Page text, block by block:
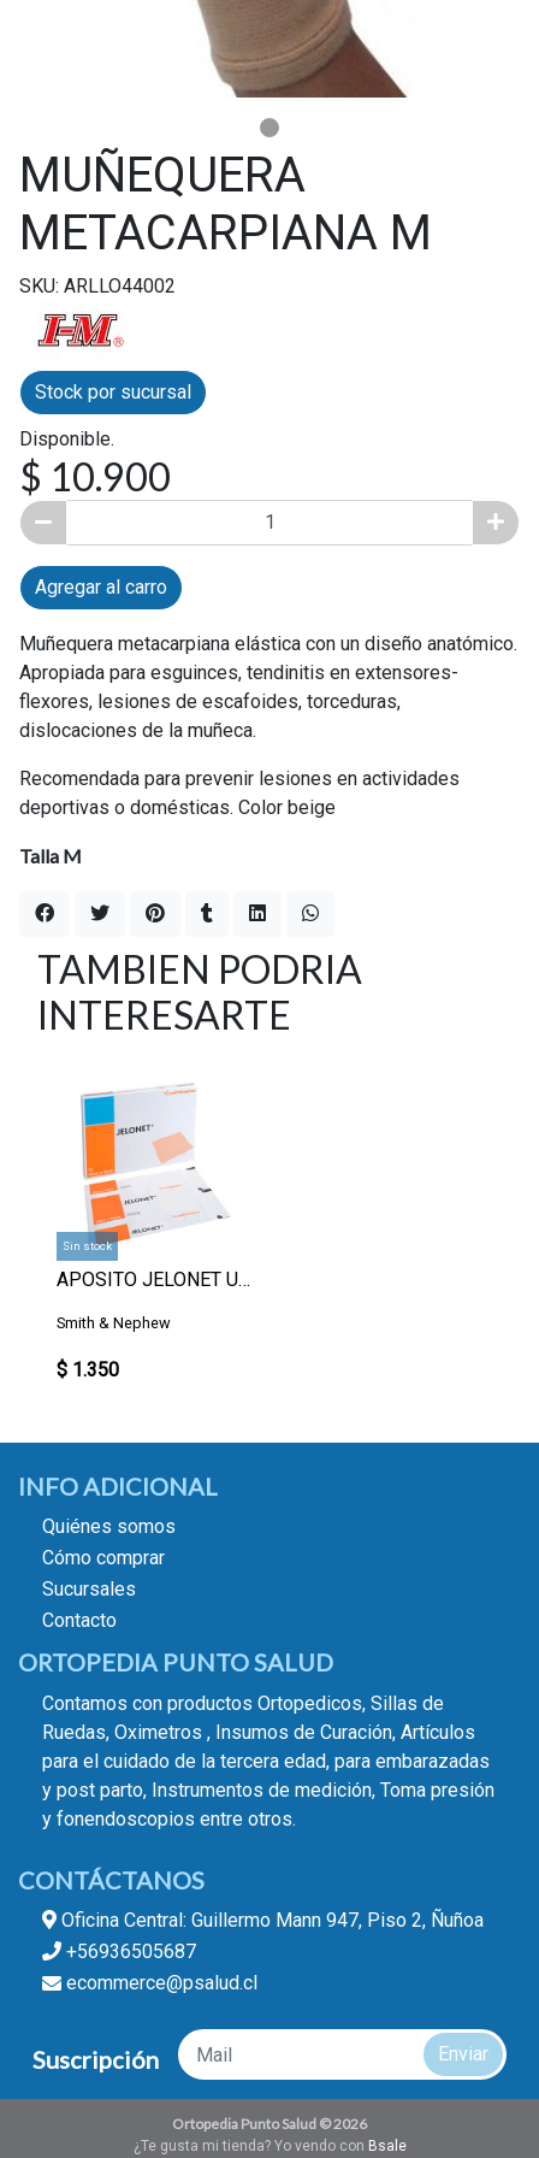
MUÑEQUERA
METACARPIANA M
SKU: ARLLO44002
Stock por sucursal
Disponible.
$ 10.900
Agregar al carro
Muñequera metacarpiana elástica con un diseño anatómico.
Apropiada para esguinces, tendinitis en extensores-
flexores, lesiones de escafoides, torceduras,
dislocaciones de la muñeca.
Recomendada para prevenir lesiones en actividades
deportivas o domésticas. Color beige
Talla M
TAMBIEN PODRIA
INTERESARTE
Sin stock
APOSITO JELONET UN.
Smith & Nephew
$ 1.350
INFO ADICIONAL
Quiénes somos
Cómo comprar
Sucursales
Contacto
ORTOPEDIA PUNTO SALUD
Contamos con productos Ortopedicos, Sillas de
Ruedas, Oximetros , Insumos de Curación, Artículos
para el cuidado de la tercera edad, para embarazadas
y post parto, Instrumentos de medición, Toma presión
y fonendoscopios entre otros.
CONTÁCTANOS
Oficina Central: Guillermo Mann 947, Piso 2, Ñuñoa
+56936505687
ecommerce@psalud.cl
Suscripción Enviar
Ortopedia Punto Salud © 2026
¿Te gusta mi tienda? Yo vendo con Bsale